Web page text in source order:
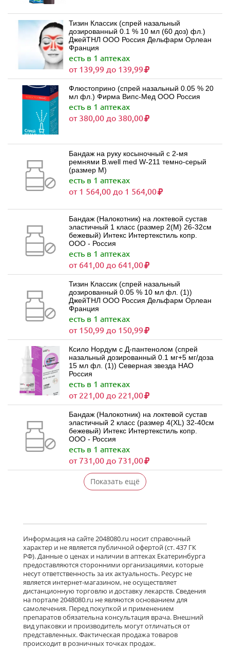
Тизин Классик (спрей назальный
дозированный 0.1 % 10 мл (60 доз) фл.)
ДжейТНЛ ООО Россия Дельфарм Орлеан
Франция
есть в 1 аптеках
от 139,99 до 139,99
Флюстоприно (спрей назальный 0.05 % 20
мл фл.) Фирма Випс-Мед ООО Россия
есть в 1 аптеках
от 380,00 до 380,00
Бандаж на руку косыночный с 2-мя
ремнями B.well med W-211 темно-серый
(размер M)
есть в 1 аптеках
от 1 564,00 до 1 564,00
Бандаж (Налокотник) на локтевой сустав
эластичный 1 класс (размер 2(M) 26-32см
бежевый) Интекс Интертекстиль копр.
ООО - Россия
есть в 1 аптеках
от 641,00 до 641,00
Тизин Классик (спрей назальный
дозированный 0.05 % 10 мл фл. (1))
ДжейТНЛ ООО Россия Дельфарм Орлеан
Франция
есть в 1 аптеках
от 150,99 до 150,99
Ксило Нордум с Д-пантенолом (спрей
назальный дозированный 0.1 мг+5 мг/доза
15 мл фл. (1)) Северная звезда НАО
Россия
есть в 1 аптеках
от 221,00 до 221,00
Бандаж (Налокотник) на локтевой сустав
эластичный 2 класс (размер 4(XL) 32-40см
бежевый) Интекс Интертекстиль копр.
ООО - Россия
есть в 1 аптеках
от 731,00 до 731,00
Показать ещё
Информация на сайте 2048080.ru носит справочный
характер и не является публичной офертой (ст. 437 ГК
РФ). Данные о ценах и наличии в аптеках Екатеринбурга
предоставляются сторонними организациями, которые
несут ответственность за их актуальность. Ресурс не
является интернет-магазином, не осуществляет
дистанционную торговлю и доставку лекарств. Сведения
на портале 2048080.ru не являются основанием для
самолечения. Перед покупкой и применением
препаратов обязательна консультация врача. Внешний
вид упаковки и производитель могут отличаться от
представленных. Фактическая продажа товаров
происходит в розничных точках продаж.